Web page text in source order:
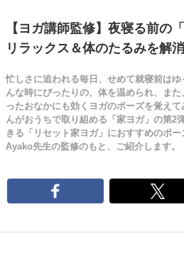
【ヨガ講師監修】夜寝る前の
リラックス＆体のたるみを解消
忙しさに追われる毎日、せめて就寝前は
んな時にぴったりの、体を温められ、ま
ったおなかにも効くヨガのポーズを覚え
んがおうちで取り組める「家ヨガ」の第2
きる「リセット家ヨガ」におすすめのポ
Ayako先生の監修のもと、ご紹介します。